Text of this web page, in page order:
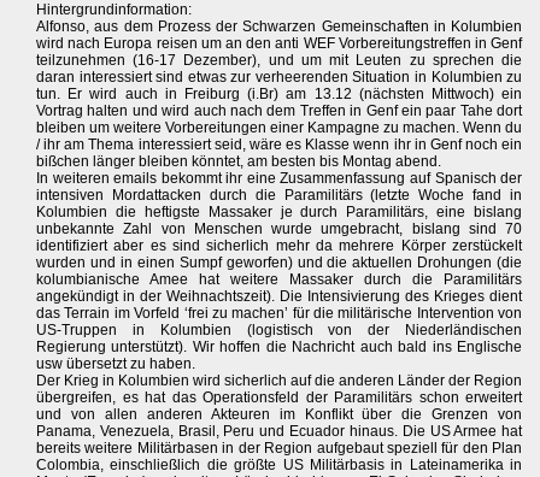
Hintergrundinformation:
Alfonso, aus dem Prozess der Schwarzen Gemeinschaften in Kolumbien
wird nach Europa reisen um an den anti WEF Vorbereitungstreffen in Genf
teilzunehmen (16-17 Dezember), und um mit Leuten zu sprechen die
daran interessiert sind etwas zur verheerenden Situation in Kolumbien zu
tun. Er wird auch in Freiburg (i.Br) am 13.12 (nächsten Mittwoch) ein
Vortrag halten und wird auch nach dem Treffen in Genf ein paar Tahe dort
bleiben um weitere Vorbereitungen einer Kampagne zu machen. Wenn du
/ ihr am Thema interessiert seid, wäre es Klasse wenn ihr in Genf noch ein
bißchen länger bleiben könntet, am besten bis Montag abend.
In weiteren emails bekommt ihr eine Zusammenfassung auf Spanisch der
intensiven Mordattacken durch die Paramilitärs (letzte Woche fand in
Kolumbien die heftigste Massaker je durch Paramilitärs, eine bislang
unbekannte Zahl von Menschen wurde umgebracht, bislang sind 70
identifiziert aber es sind sicherlich mehr da mehrere Körper zerstückelt
wurden und in einen Sumpf geworfen) und die aktuellen Drohungen (die
kolumbianische Amee hat weitere Massaker durch die Paramilitärs
angekündigt in der Weihnachtszeit). Die Intensivierung des Krieges dient
das Terrain im Vorfeld ‘frei zu machen’ für die militärische Intervention von
US-Truppen in Kolumbien (logistisch von der Niederländischen
Regierung unterstützt). Wir hoffen die Nachricht auch bald ins Englische
usw übersetzt zu haben.
Der Krieg in Kolumbien wird sicherlich auf die anderen Länder der Region
übergreifen, es hat das Operationsfeld der Paramilitärs schon erweitert
und von allen anderen Akteuren im Konflikt über die Grenzen von
Panama, Venezuela, Brasil, Peru und Ecuador hinaus. Die US Armee hat
bereits weitere Militärbasen in der Region aufgebaut speziell für den Plan
Colombia, einschließlich die größte US Militärbasis in Lateinamerika in